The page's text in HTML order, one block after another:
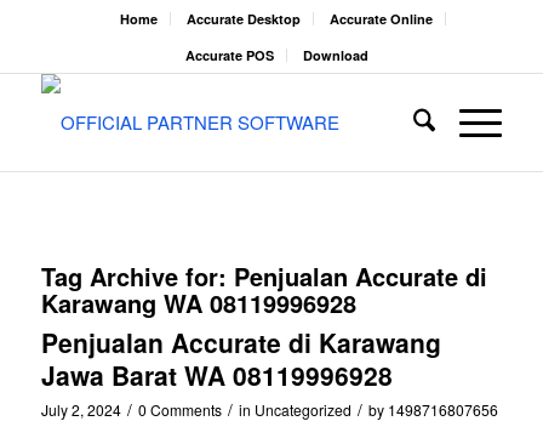
Home Accurate Desktop
Accurate Online
Accurate POS
Download
Tag Archive for: Penjualan Accurate di
Karawang WA 08119996928
Penjualan Accurate di Karawang
Jawa Barat WA 08119996928
July 2, 2024 / 0 Comments / in Uncategorized / by 1498716807656